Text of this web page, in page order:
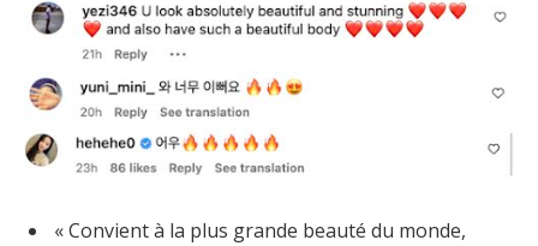
« Convient à la plus grande beauté du monde,